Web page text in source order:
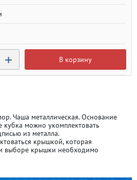
+ В корзину
Чаша металлическая. Основание
можно укомплектовать
из металла.
крышкой, которая
выборе крышки необходимо